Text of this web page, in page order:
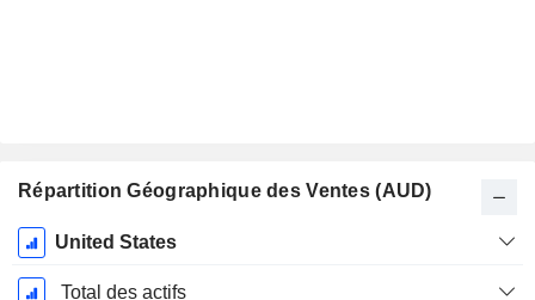
Répartition Géographique des Ventes (AUD)
Période
Fiscale:
Juin
United States
Total des actifs